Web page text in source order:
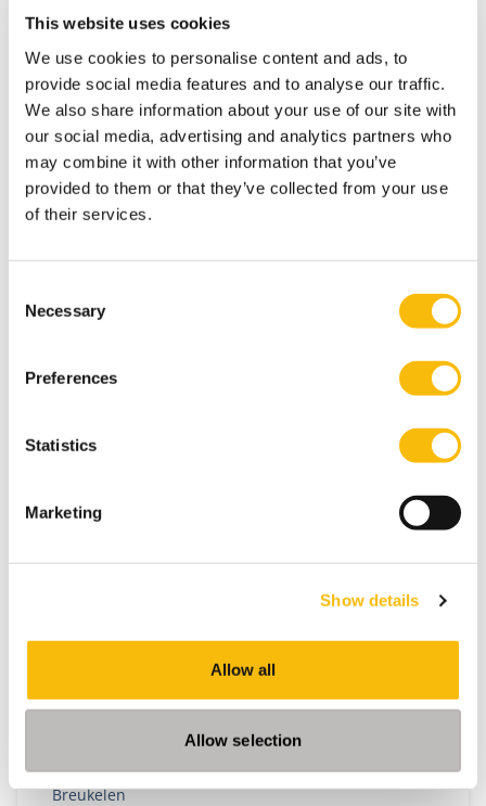
This website uses cookies
We use cookies to personalise content and ads, to
provide social media features and to analyse our traffic.
We also share information about your use of our site with
our social media, advertising and analytics partners who
may combine it with other information that you’ve
provided to them or that they’ve collected from your use
of their services.
Selection
Necessary
Preferences
Statistics
Marketing
Show details
Allow all
Allow selection
Modulair Executive MBA in Business &
Sustainable Transitions
Startdatum:
voorjaar & najaar
Taal:
Nederlands
Breukelen
Volg de Modular Executive MBA in Business &
verandering. Flexibele deeltijd MBA voor executives
in strategie en transformatie.
Masterclass Finance & Accounting voor
de niet-financiele professional
14 september, 5 oktober, 9 november, 7 december
Locatie:
Breukelen